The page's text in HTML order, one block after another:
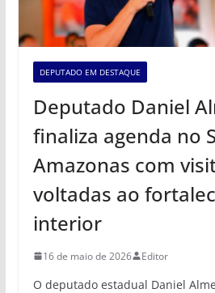
DEPUTADO EM DESTAQUE
Deputado Daniel
finaliza agenda no
Amazonas com
voltadas ao
interior
16 de maio de 2026 Editor
O deputado estadual Daniel